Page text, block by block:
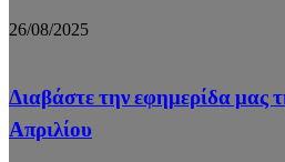
26/08/2025
Διαβάστε την εφημερίδα μας
Απριλίου